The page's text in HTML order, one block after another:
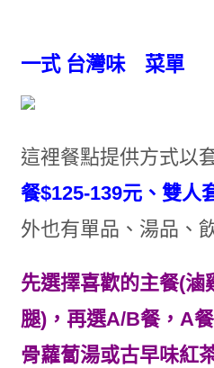
一式 台灣味 菜單
這裡餐點提供方式以
餐$125-139元、雙人
外也有單品、湯品、
先選擇喜歡的主餐(滷
腿)，再選A/B餐，A
骨蘿蔔湯或古早味紅